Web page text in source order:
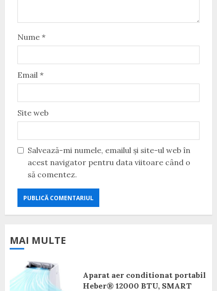
Nume *
Email *
Site web
Salvează-mi numele, emailul și site-ul web în
acest navigator pentru data viitoare când o
să comentez.
MAI MULTE
Aparat aer conditionat portabil
Heber® 12000 BTU, SMART